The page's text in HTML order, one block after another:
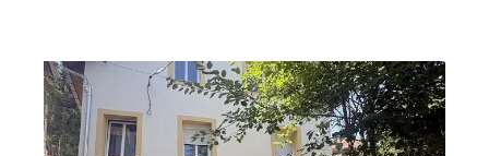
MORTEAU 25
57,30 m , 3 pièces
Ref : 10267